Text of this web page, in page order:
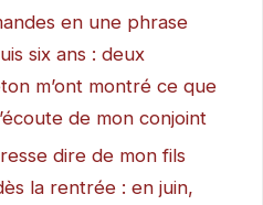
en une phrase
six ans : deux
m’ont montré ce que
de mon conjoint
dire de mon fils
la rentrée : en juin,